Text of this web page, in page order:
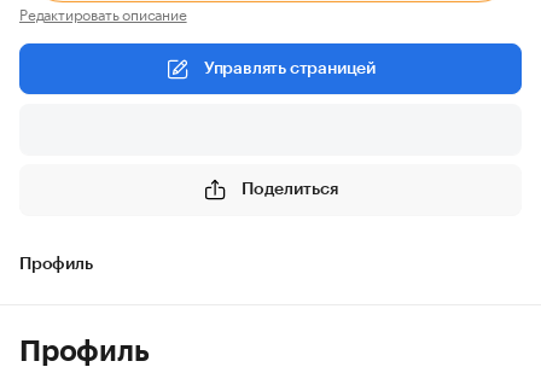
Редактировать описание
Управлять страницей
Поделиться
Профиль
Профиль